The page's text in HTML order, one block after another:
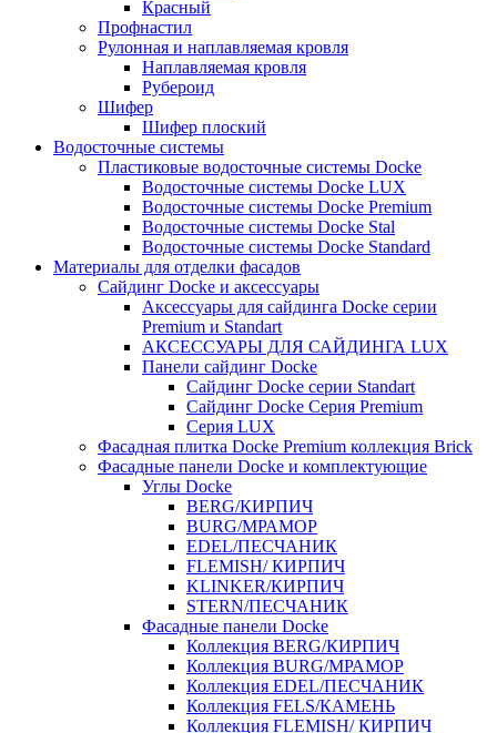
Красный
Профнастил
Рулонная и наплавляемая кровля
Наплавляемая кровля
Рубероид
Шифер
Шифер плоский
Водосточные системы
Пластиковые водосточные системы Docke
Водосточные системы Docke LUX
Водосточные системы Docke Premium
Водосточные системы Docke Stal
Водосточные системы Docke Standard
Материалы для отделки фасадов
Сайдинг Docke и аксессуары
Аксессуары для сайдинга Docke серии
Premium и Standart
АКСЕССУАРЫ ДЛЯ САЙДИНГА LUX
Панели сайдинг Docke
Cайдинг Docke серии Standart
Сайдинг Docke Серия Premium
Серия LUX
Фасадная плитка Docke Premium коллекция Brick
Фасадные панели Docke и комплектующие
Углы Docke
BERG/КИРПИЧ
BURG/МРАМОР
EDEL/ПЕСЧАНИК
FLEMISH/ КИРПИЧ
KLINKER/КИРПИЧ
STERN/ПЕСЧАНИК
Фасадные панели Docke
Коллекция BERG/КИРПИЧ
Коллекция BURG/МРАМОР
Коллекция EDEL/ПЕСЧАНИК
Коллекция FELS/КАМЕНЬ
Коллекция FLEMISH/ КИРПИЧ